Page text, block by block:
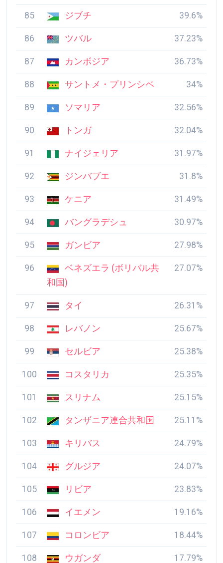
85 ジブチ 39.6%
86 ツバル 37.23%
87 カンボジア 36.73%
88 サントメ・プリンシペ 34%
89 ソマリア 32.56%
90 トンガ 32.04%
91 ナイジェリア 31.97%
92 ジンバブエ 31.8%
93 ケニア 31.49%
94 バングラデシュ 30.97%
95 ガンビア 27.98%
96
ベネズエラ (ボリバル共
和国)
27.07%
97 タイ 26.31%
98 レバノン 25.67%
99 セルビア 25.38%
100 コスタリカ 25.35%
101 スリナム 25.15%
102 タンザニア連合共和国 25.11%
103 キリバス 24.79%
104 グルジア 24.07%
105 リビア 23.83%
106 イエメン 19.16%
107 コロンビア 18.44%
108 ウガンダ 17.79%